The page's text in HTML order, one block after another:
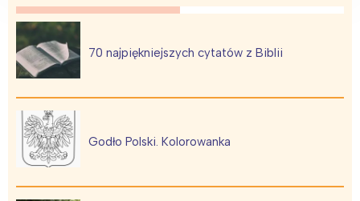
70 najpiękniejszych cytatów z Biblii
Godło Polski. Kolorowanka